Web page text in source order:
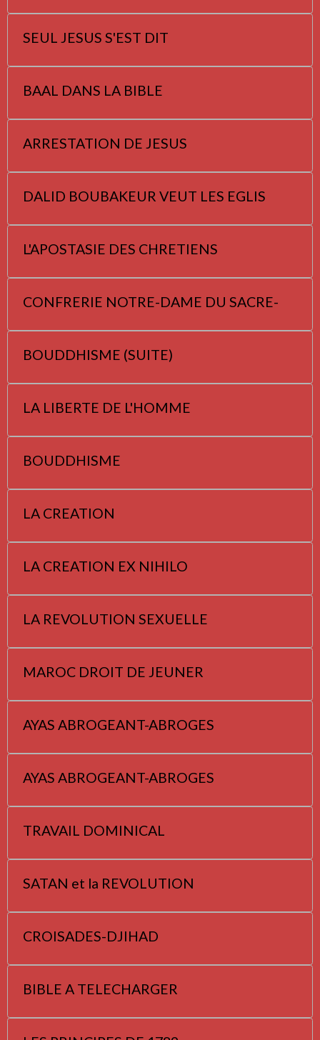
SEUL JESUS S'EST DIT
BAAL DANS LA BIBLE
ARRESTATION DE JESUS
DALID BOUBAKEUR VEUT LES EGLIS
L'APOSTASIE DES CHRETIENS
CONFRERIE NOTRE-DAME DU SACRE-
BOUDDHISME (SUITE)
LA LIBERTE DE L'HOMME
BOUDDHISME
LA CREATION
LA CREATION EX NIHILO
LA REVOLUTION SEXUELLE
MAROC DROIT DE JEUNER
AYAS ABROGEANT-ABROGES
AYAS ABROGEANT-ABROGES
TRAVAIL DOMINICAL
SATAN et la REVOLUTION
CROISADES-DJIHAD
BIBLE A TELECHARGER